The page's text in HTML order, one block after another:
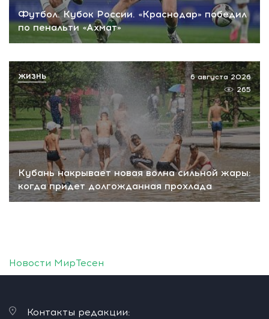
Футбол. Кубок России. «Краснодар» победил
по пенальти «Ахмат»
Кубань накрывает новая волна сильной жары:
когда придет долгожданная прохлада
6 августа 2026
265
ЖИЗНЬ
Новости МирТесен
Контакты редакции: